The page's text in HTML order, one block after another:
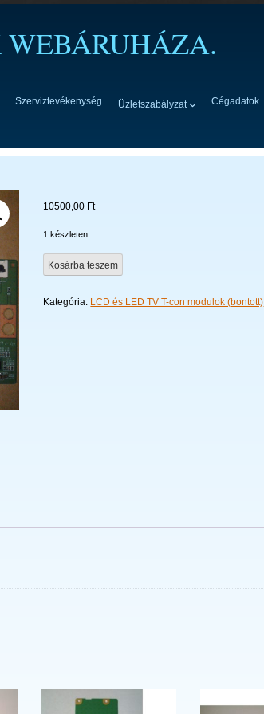
Szerviztevékenység Üzletszabályzat Cégadatok
10500,00 Ft
1 készleten
15Y_GU11BPCMTA4V0.1
mennyiség
Kosárba teszem
Kategória: LCD és LED TV T-con modulok (bontott)